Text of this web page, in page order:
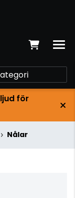
för
Nålar